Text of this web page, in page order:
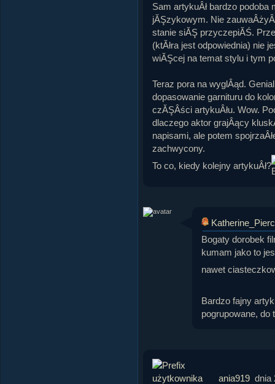
Sam artykuÂł bardzo podoba
jĂŞzykowym. Nie
stanie siĂŞ przyczepiĂŚ.
(ktĂłra jest odpowiednia) nie
wiĂŞcej na temat stylu i tym
Teraz pora na wyglÂąd.
dopasowanie garnituru do
czĂŞÂści artykuÂłu. Wow.
dlaczego aktor grajÂący
napisami, ale potem
zachwycony.
To co, kiedy kolejny artykuÂł?
Bogaty dorobek
kumam jako to
nawet
Bardzo fajny
pogrupowane, do
ania919 dnia